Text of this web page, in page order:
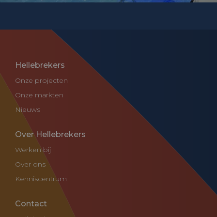
Hellebrekers
Onze projecten
Onze markten
Nieuws
Over Hellebrekers
Werken bij
Over ons
Kenniscentrum
Contact